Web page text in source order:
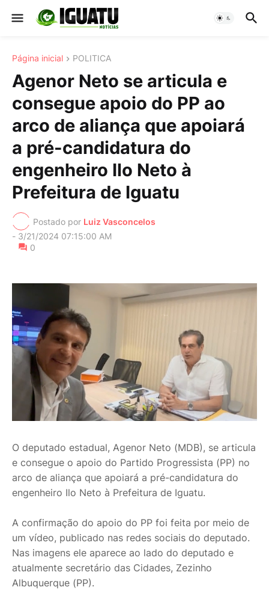
Página inicial POLITICA
Agenor Neto se articula e
consegue apoio do PP ao
arco de aliança que apoiará
a pré-candidatura do
engenheiro Ilo Neto à
Prefeitura de Iguatu
Postado por Luiz Vasconcelos
- 3/21/2024 07:15:00 AM
0
O deputado estadual, Agenor Neto (MDB), se articula
e consegue o apoio do Partido Progressista (PP) no
arco de aliança que apoiará a pré-candidatura do
engenheiro Ilo Neto à Prefeitura de Iguatu.
A confirmação do apoio do PP foi feita por meio de
um vídeo, publicado nas redes sociais do deputado.
Nas imagens ele aparece ao lado do deputado e
atualmente secretário das Cidades, Zezinho
Albuquerque (PP).